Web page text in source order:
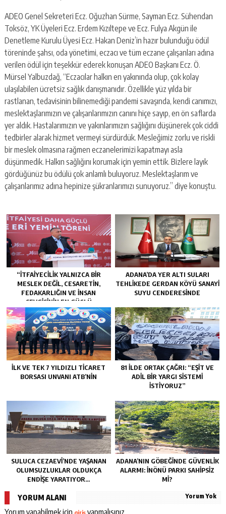
ADEO Genel Sekreteri Ecz. Oğuzhan Sürme, Sayman Ecz. Sühendan
Toksöz, YK Üyeleri Ecz. Erdem Kızıltepe ve Ecz. Fulya Akgün ile
Denetleme Kurulu Üyesi Ecz. Hakan Deniz’in hazır bulunduğu ödül
töreninde şahsı, oda yönetimi, eczacı ve tüm eczane çalışanları adına
verilen ödül için teşekkür ederek konuşan ADEO Başkanı Ecz. Ö.
Mürsel Yalbuzdağ, “Eczacılar halkın en yakınında olup, çok kolay
ulaşılabilen ücretsiz sağlık danışmanıdır. Özellikle yüz yılda bir
rastlanan, tedavisinin bilinemediği pandemi savaşında, kendi canımızı,
meslektaşlarımızın ve çalışanlarımızın canını hiçe sayıp, en ön saflarda
yer aldık. Hastalarımızın ve yakınlarımızın sağlığını düşünerek çok ciddi
tedbirler alarak hizmet vermeyi sürdürdük. Mesleğimiz zorlu ve riskli
bir meslek olmasına rağmen eczanelerimizi kapatmayı asla
düşünmedik. Halkın sağlığını korumak için yemin ettik. Bizlere layık
gördüğünüz bu ödülü çok anlamlı buluyoruz. Meslektaşlarım ve
çalışanlarımız adına hepinize şükranlarımızı sunuyoruz.” diye konuştu.
“İTFAIYECILIK YALNIZCA BIR
MESLEK DEĞIL, CESARETIN,
FEDAKARLIĞIN VE INSAN
SEVGISININ EN GÜÇLÜ
TEMSILIDIR.”
ADANA’DA YER ALTI SULARI
TEHLİKEDE GERDAN KÖYÜ SANAYİ
SUYU CENDERESİNDE
İLK VE TEK 7 YILDIZLI TİCARET
BORSASI UNVANI ATB’NİN
81 İLDE ORTAK ÇAĞRI: “EŞİT VE
ADİL BİR YARGI SİSTEMİ
İSTİYORUZ”
SULUCA CEZAEVI’NDE YAŞANAN
OLUMSUZLUKLAR OLDUKÇA
ENDIŞE YARATIYOR…
ADANA’NIN GÖBEĞINDE GÜVENLIK
ALARMI: İNÖNÜ PARKI SAHIPSIZ
MI?
YORUM ALANI Yorum Yok